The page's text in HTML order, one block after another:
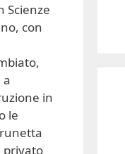
Scienze
con
a
in
le
privato